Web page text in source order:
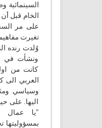
السينمائية
الخام قبل
على مر
تغيرت
ونشأت في
كانت من
العربي الى
وسياسي
اليها. على
"يا عمال
بمسؤوليتها